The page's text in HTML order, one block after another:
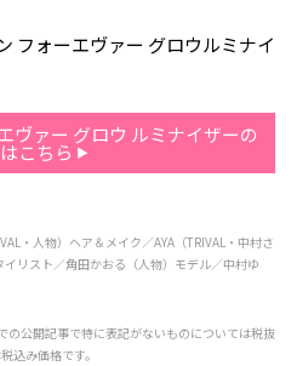
フォーエヴァー グロウルミナイ
ヴァー グロウ ルミナイザーの
こちら
・人物）ヘア＆メイク／AYA（TRIVAL・中村さ
リスト／角田かおる（人物）モデル／中村ゆ
公開記事で特に表記がないものについては税抜
込み価格です。